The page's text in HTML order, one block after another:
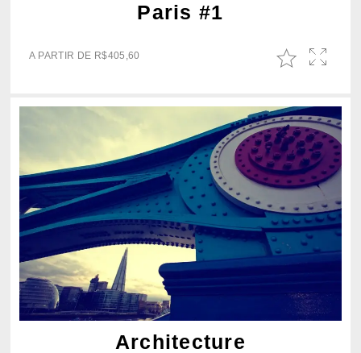
Paris #1
A PARTIR DE R$405,60
Architecture